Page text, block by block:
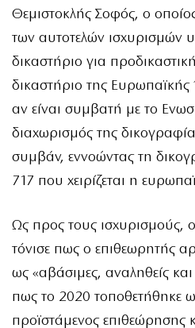
Θεμιστοκλής Σοφός, ο
των αυτοτελών ισχυρισμών
δικαστήριο για
δικαστήριο της Ευρωπαϊκής
αν είναι συμβατή με το
διαχωρισμός της
συμβάν, εννοώντας τη
717 που χειρίζεται η
Ως προς τους ισχυρισμούς,
τόνισε πως ο επιθεωρητής
ως «αβάσιμες, αναληθείς
πως το 2020 τοποθετήθηκε
προϊστάμενος επιθεώρησης